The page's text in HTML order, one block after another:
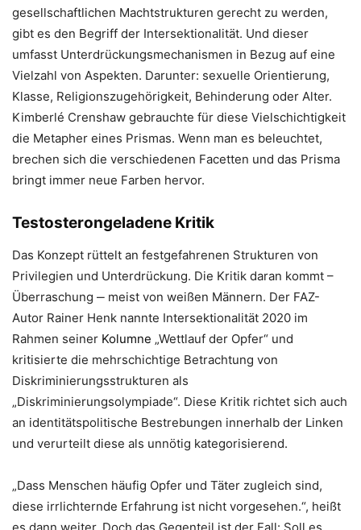
gesellschaftlichen Machtstrukturen gerecht zu werden,
gibt es den Begriff der Intersektionalität. Und dieser
umfasst Unterdrückungsmechanismen in Bezug auf eine
Vielzahl von Aspekten. Darunter: sexuelle Orientierung,
Klasse, Religionszugehörigkeit, Behinderung oder Alter.
Kimberlé Crenshaw gebrauchte für diese Vielschichtigkeit
die Metapher eines Prismas. Wenn man es beleuchtet,
brechen sich die verschiedenen Facetten und das Prisma
bringt immer neue Farben hervor.
Testosterongeladene Kritik
Das Konzept rüttelt an festgefahrenen Strukturen von
Privilegien und Unterdrückung. Die Kritik daran kommt –
Überraschung ‒ meist von weißen Männern. Der FAZ-
Autor Rainer Henk nannte Intersektionalität 2020 im
Rahmen seiner Kolumne „Wettlauf der Opfer“ und
kritisierte die mehrschichtige Betrachtung von
Diskriminierungsstrukturen als
„Diskriminierungsolympiade“. Diese Kritik richtet sich auch
an identitätspolitische Bestrebungen innerhalb der Linken
und verurteilt diese als unnötig kategorisierend.
„Dass Menschen häufig Opfer und Täter zugleich sind,
diese irrlichternde Erfahrung ist nicht vorgesehen.“, heißt